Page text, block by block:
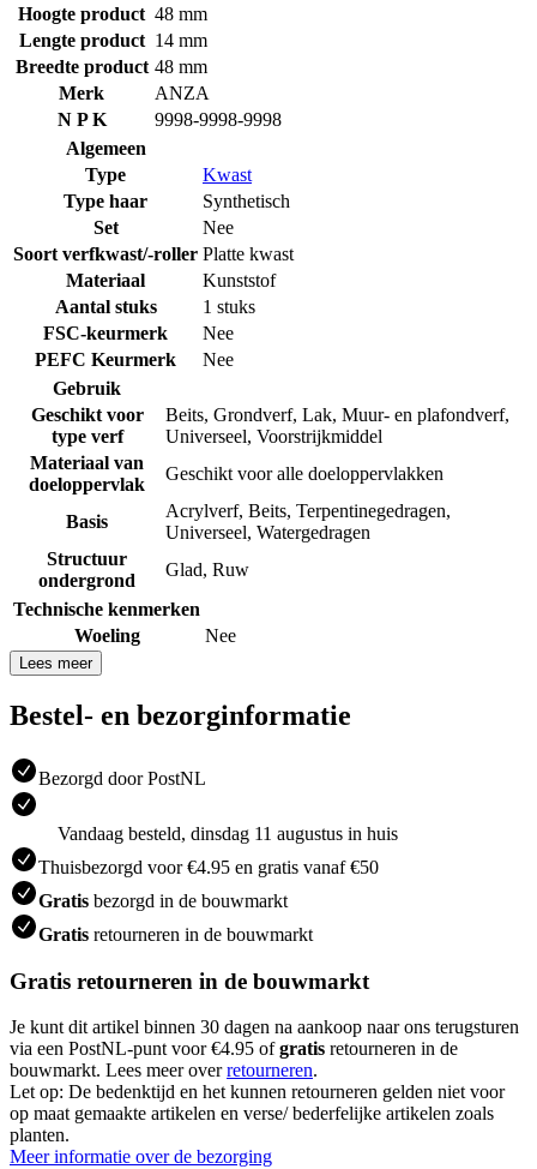
Hoogte product 48 mm
Lengte product 14 mm
Breedte product 48 mm
Merk
ANZA
N P K
9998-9998-9998
Algemeen
Type
Kwast
Type haar
Synthetisch
Set
Nee
Soort verfkwast/-roller Platte kwast
Materiaal
Kunststof
Aantal stuks
1 stuks
FSC-keurmerk
Nee
PEFC Keurmerk
Nee
Gebruik
Geschikt voor
type verf
Beits, Grondverf, Lak, Muur- en plafondverf,
Universeel, Voorstrijkmiddel
Materiaal van
doeloppervlak
Geschikt voor alle doeloppervlakken
Basis
Acrylverf, Beits, Terpentinegedragen,
Universeel, Watergedragen
Structuur
ondergrond
Glad, Ruw
Technische kenmerken
Woeling
Nee
Lees meer
Bestel- en bezorginformatie
Bezorgd door PostNL
Vandaag besteld, dinsdag 11 augustus in huis
Thuisbezorgd voor €4.95 en gratis vanaf €50
Gratis bezorgd in de bouwmarkt
Gratis retourneren in de bouwmarkt
Gratis retourneren in de bouwmarkt
Je kunt dit artikel binnen 30 dagen na aankoop naar ons terugsturen
via een PostNL-punt voor €4.95 ofgratis retourneren in de
bouwmarkt. Lees meer overretourneren.
Let op: De bedenktijd en het kunnen retourneren gelden niet voor
op maat gemaakte artikelen en verse/ bederfelijke artikelen zoals
planten.
Meer informatie over de bezorging